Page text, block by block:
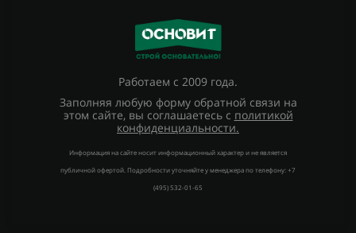
Работаем с 2009 года.
Заполняя любую форму обратной связи на
этом сайте, вы соглашаетесь с политикой
конфиденциальности.
Информация на сайте носит информационный характер и не является
публичной офертой. Подробности уточняйте у менеджера по телефону: +7
(495) 532-01-65